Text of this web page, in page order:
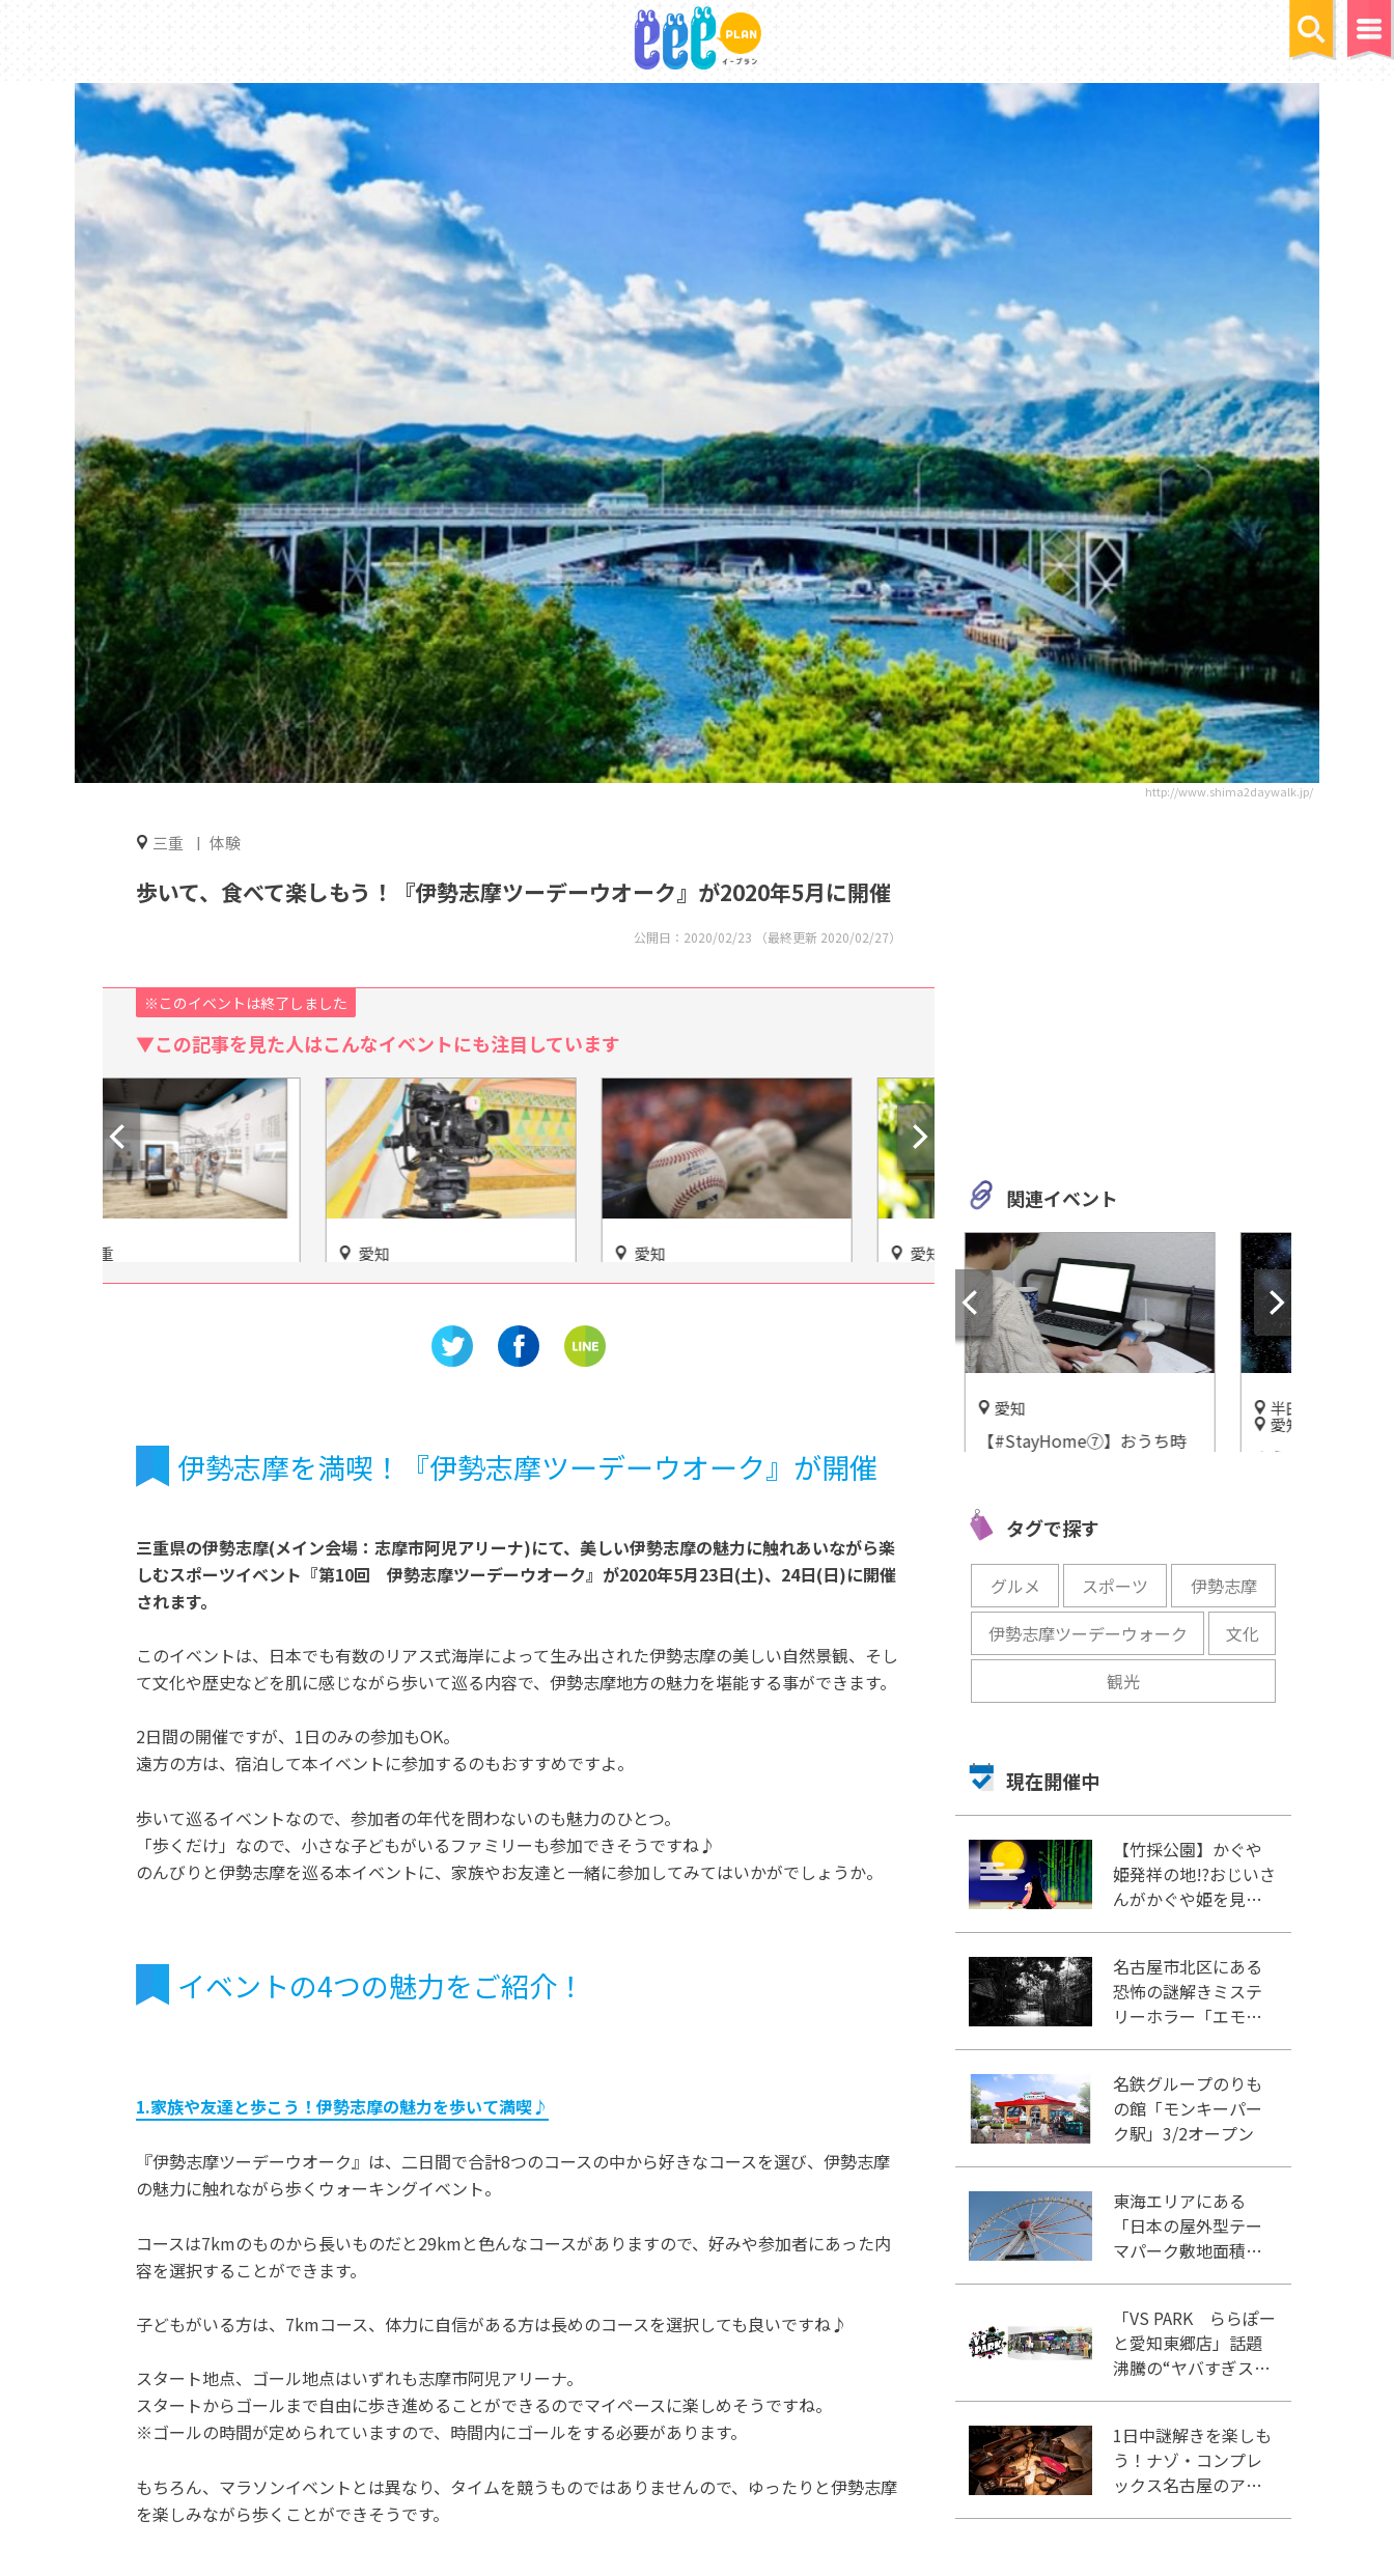
http://www.shima2daywalk.jp/
三重 体験
歩いて、食べて楽しもう！『伊勢志摩ツーデーウオーク』が2020年5月に開催
公開日： 2020/02/23 （最終更新 2020/02/27）
※このイベントは終了しました
▼この記事を見た人はこんなイベントにも注目しています
【放送体験スタジオ わくわ
野球ファン必見！イチロー展
イン)」
森の中で自然を学ぶ。豊田の
愛知
愛知・豊田市【うめこう桃梨
苺園】イチゴや桃、梨、季節
によって楽しめる!
愛知
「メダリスト展 愛
古屋パルコで開催
伊勢志摩を満喫！『伊勢志摩ツーデーウオーク』が開催
三重県の伊勢志摩(メイン会場：志摩市阿児アリーナ)にて、美しい伊勢志摩の魅力に触れあいながら楽
しむスポーツイベント『第10回 伊勢志摩ツーデーウオーク』が2020年5月23日(土)、24日(日)に開催
されます。
このイベントは、日本でも有数のリアス式海岸によって生み出された伊勢志摩の美しい自然景観、そし
て文化や歴史などを肌に感じながら歩いて巡る内容で、伊勢志摩地方の魅力を堪能する事ができます。
2日間の開催ですが、1日のみの参加もOK。
遠方の方は、宿泊して本イベントに参加するのもおすすめですよ。
歩いて巡るイベントなので、参加者の年代を問わないのも魅力のひとつ。
「歩くだけ」なので、小さな子どもがいるファミリーも参加できそうですね♪
のんびりと伊勢志摩を巡る本イベントに、家族やお友達と一緒に参加してみてはいかがでしょうか。
イベントの4つの魅力をご紹介！
1.家族や友達と歩こう！伊勢志摩の魅力を歩いて満喫♪
『伊勢志摩ツーデーウオーク』は、二日間で合計8つのコースの中から好きなコースを選び、伊勢志摩
の魅力に触れながら歩くウォーキングイベント。
コースは7kmのものから長いものだと29kmと色んなコースがありますので、好みや参加者にあった内
容を選択することができます。
子どもがいる方は、7kmコース、体力に自信がある方は長めのコースを選択しても良いですね♪
スタート地点、ゴール地点はいずれも志摩市阿児アリーナ。
スタートからゴールまで自由に歩き進めることができるのでマイペースに楽しめそうですね。
※ゴールの時間が定められていますので、時間内にゴールをする必要があります。
もちろん、マラソンイベントとは異なり、タイムを競うものではありませんので、ゆったりと伊勢志摩
を楽しみながら歩くことができそうです。
関連イベント
イオンモール常滑で本格レー
スを体験！「シーサイドサー
開催中
間で楽しく学習できる! 動画
開催中
ようこそ宇宙と科学の世界
ぼう
開催中
大垣らしく水
タグで探す
グルメ スポーツ
伊勢志摩
伊勢志摩ツーデーウォーク
文化
観光
現在開催中
【竹採公園】かぐや
姫発祥の地!?おじいさ
んがかぐや姫を見つ
名古屋市北区にある
恐怖の謎解きミステ
リーホラー「エモい
名鉄グループのりも
の館「モンキーパー
ク駅」3/2オープン
東海エリアにある
「日本の屋外型テー
マパーク敷地面積ラ
「VS PARK ららぽー
と愛知東郷店」話題
沸騰の“ヤバすぎスポ
1日中謎解きを楽しも
う！ナゾ・コンプレ
ックス名古屋のアク